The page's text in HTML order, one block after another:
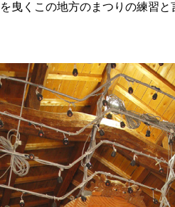
曳くこの地方のまつりの練習と